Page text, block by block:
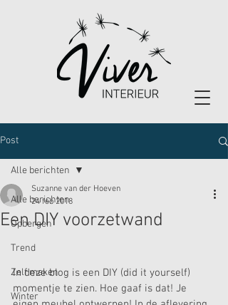
Post
Alle berichten
Opbergen
Trend
Zelf maken
Winter
Alle berichten
Een DIY voorzetwand
Suzanne van der Hoeven
24 feb 2018
In deze blog is een DIY (did it yourself)
momentje te zien. Hoe gaaf is dat! Je